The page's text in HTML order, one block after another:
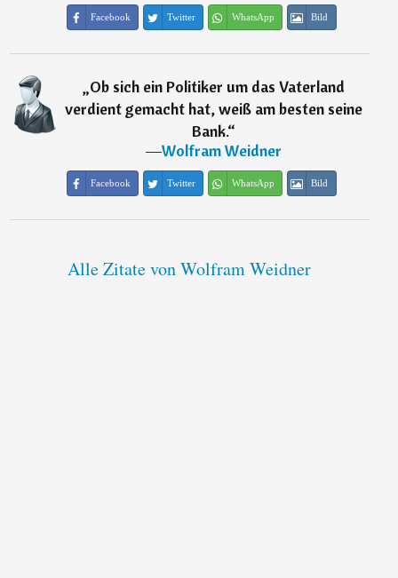
Facebook Twitter WhatsApp Bild
„Ob sich ein Politiker um das Vaterland
verdient gemacht hat, weiß am besten seine
Bank.“
―Wolfram Weidner
Facebook Twitter WhatsApp Bild
Alle Zitate von Wolfram Weidner